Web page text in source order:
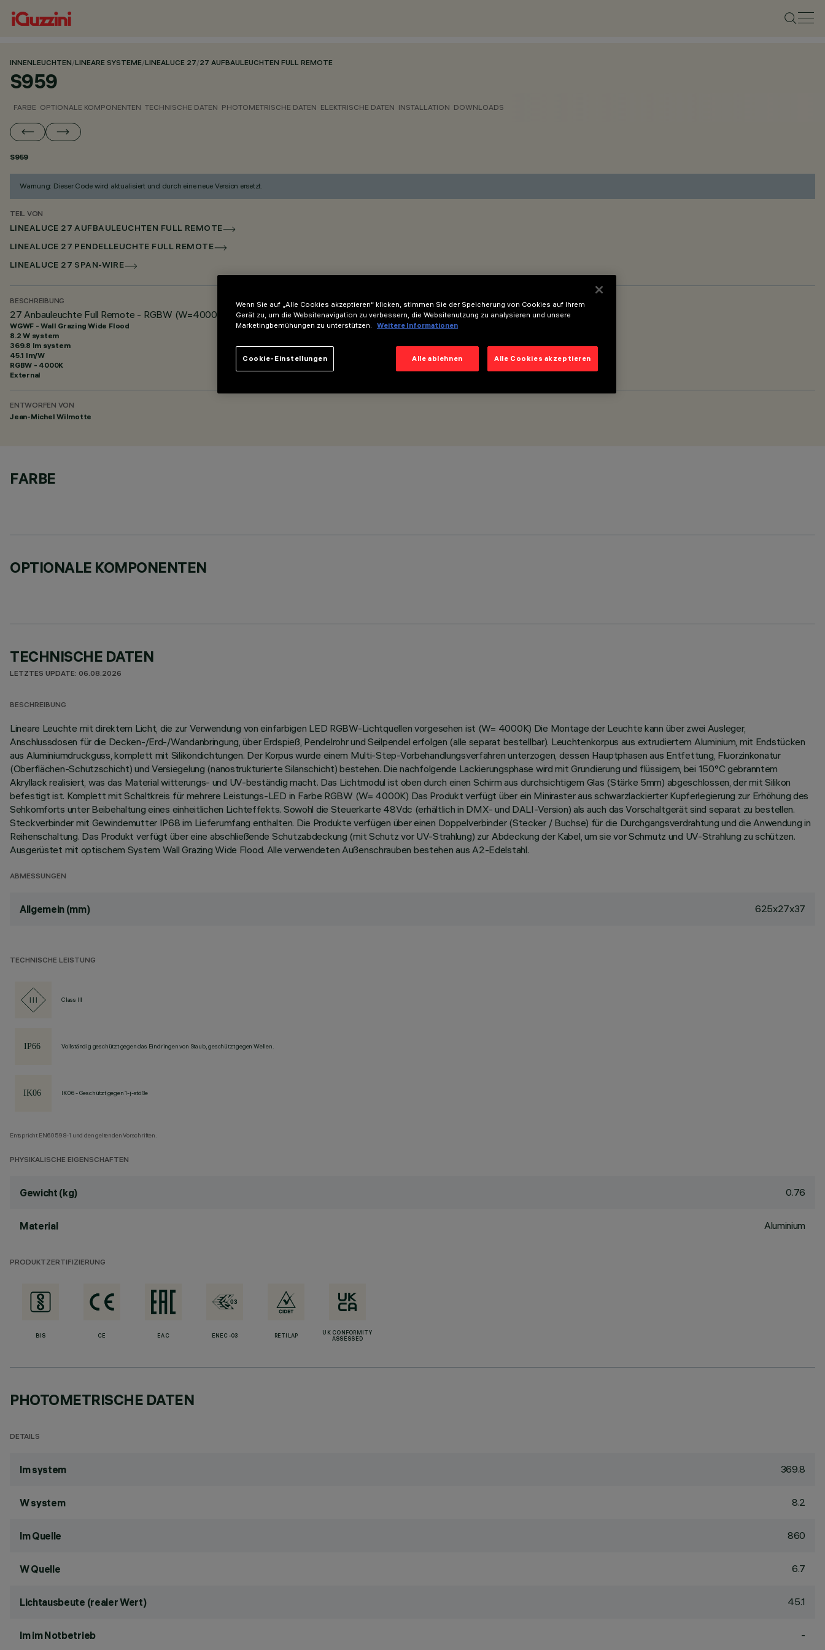
INNENLEUCHTEN/LINEARE SYSTEME/LINEALUCE 27/27 AUFBAULEUCHTEN FULL REMOTE
S959
FARBE OPTIONALE KOMPONENTEN TECHNISCHE DATEN PHOTOMETRISCHE DATEN ELEKTRISCHE DATEN INSTALLATION DOWNLOADS
S959
Warnung: Dieser Code wird aktualisiert und durch eine neue Version ersetzt.
TEIL VON
LINEALUCE 27 AUFBAULEUCHTEN FULL REMOTE
LINEALUCE 27 PENDELLEUCHTE FULL REMOTE
LINEALUCE 27 SPAN-WIRE
BESCHREIBUNG
27 Anbauleuchte Full Remote - RGBW (W=4000K) - 48Vdc - L=625mm - Optik Wall Grazing Wide Flood
WGWF - Wall Grazing Wide Flood
8.2 W system
369.8 lm system
45.1 lm/W
RGBW - 4000K
External
ENTWORFEN VON
Jean-Michel Wilmotte
FARBE
OPTIONALE KOMPONENTEN
TECHNISCHE DATEN
LETZTES UPDATE: 06.08.2026
BESCHREIBUNG
Lineare Leuchte mit direktem Licht, die zur Verwendung von einfarbigen LED RGBW-Lichtquellen vorgesehen ist (W= 4000K) Die Montage der Leuchte kann über zwei Ausleger,
Anschlussdosen für die Decken-/Erd-/Wandanbringung, über Erdspieß, Pendelrohr und Seilpendel erfolgen (alle separat bestellbar). Leuchtenkorpus aus extrudiertem Aluminium, mit Endstücken
aus Aluminiumdruckguss, komplett mit Silikondichtungen. Der Korpus wurde einem Multi-Step-Vorbehandlungsverfahren unterzogen, dessen Hauptphasen aus Entfettung, Fluorzinkonatur
(Oberflächen-Schutzschicht) und Versiegelung (nanostrukturierte Silanschicht) bestehen. Die nachfolgende Lackierungsphase wird mit Grundierung und flüssigem, bei 150°C gebranntem
Akryllack realisiert, was das Material witterungs- und UV-beständig macht. Das Lichtmodul ist oben durch einen Schirm aus durchsichtigem Glas (Stärke 5mm) abgeschlossen, der mit Silikon
befestigt ist. Komplett mit Schaltkreis für mehrere Leistungs-LED in Farbe RGBW (W= 4000K) Das Produkt verfügt über ein Miniraster aus schwarzlackierter Kupferlegierung zur Erhöhung des
Sehkomforts unter Beibehaltung eines einheitlichen Lichteffekts. Sowohl die Steuerkarte 48Vdc (erhältlich in DMX- und DALI-Version) als auch das Vorschaltgerät sind separat zu bestellen.
Steckverbinder mit Gewindemutter IP68 im Lieferumfang enthalten. Die Produkte verfügen über einen Doppelverbinder (Stecker / Buchse) für die Durchgangsverdrahtung und die Anwendung in
Reihenschaltung. Das Produkt verfügt über eine abschließende Schutzabdeckung (mit Schutz vor UV-Strahlung) zur Abdeckung der Kabel, um sie vor Schmutz und UV-Strahlung zu schützen.
Ausgerüstet mit optischem System Wall Grazing Wide Flood. Alle verwendeten Außenschrauben bestehen aus A2-Edelstahl.
ABMESSUNGEN
Allgemein (mm) 625x27x37
TECHNISCHE LEISTUNG
Class III
Vollständig geschützt gegen das Eindringen von Staub, geschützt gegen Wellen.
IK06 - Geschützt gegen 1-j-stöße
Entspricht EN60598-1 und den geltenden Vorschriften.
PHYSIKALISCHE EIGENSCHAFTEN
Gewicht (kg) 0.76
Material Aluminium
PRODUKTZERTIFIZIERUNG
BIS CE EAC ENEC-03 RETILAP
UK CONFORMITY
ASSESSED
PHOTOMETRISCHE DATEN
DETAILS
lm system 369.8
W system 8.2
lm Quelle 860
W Quelle 6.7
Lichtausbeute (realer Wert) 45.1
lm im Notbetrieb -
Wenn Sie auf „Alle Cookies akzeptieren“ klicken, stimmen Sie der Speicherung von Cookies auf Ihrem
Gerät zu, um die Websitenavigation zu verbessern, die Websitenutzung zu analysieren und unsere
Marketingbemühungen zu unterstützen.
Weitere Informationen
Alle ablehnen Alle Cookies akzeptieren
Cookie-Einstellungen